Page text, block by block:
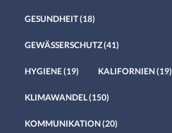
GESUNDHEIT(18)
GEWÄSSERSCHUTZ(41)
HYGIENE(19) KALIFORNIEN(19)
KLIMAWANDEL(150)
KOMMUNIKATION(20)